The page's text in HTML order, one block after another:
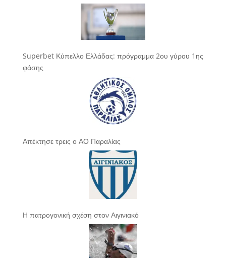
Superbet Κύπελλο Ελλάδας: πρόγραμμα 2ου γύρου 1ης
φάσης
Απέκτησε τρεις ο ΑΟ Παραλίας
Η πατρογονική σχέση στον Αιγινιακό